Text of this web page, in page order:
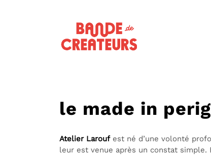
le made in
Atelier Laroufest né d’une volonté
leur est venue après un constat